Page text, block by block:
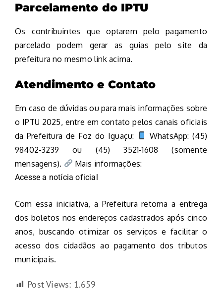
Parcelamento do IPTU
Os contribuintes que optarem pelo pagamento
parcelado podem gerar as guias pelo site da
prefeitura no mesmo link acima.
Atendimento e Contato
Em caso de dúvidas ou para mais informações sobre
o IPTU 2025, entre em contato pelos canais oficiais
da Prefeitura de Foz do Iguaçu:
WhatsApp: (45)
98402-3239 ou (45) 3521-1608 (somente
mensagens).
Mais informações:
Acesse a notícia oficial
Com essa iniciativa, a Prefeitura retoma a entrega
dos boletos nos endereços cadastrados após cinco
anos, buscando otimizar os serviços e facilitar o
acesso dos cidadãos ao pagamento dos tributos
municipais.
Post Views: 1.659